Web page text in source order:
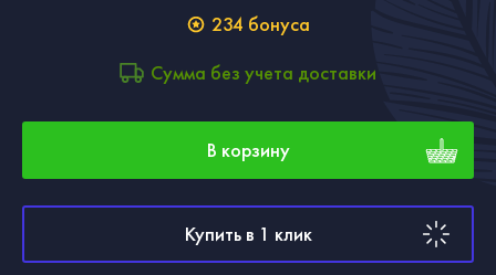
234 бонуса
Сумма без учета доставки
В корзину
Купить в 1 клик